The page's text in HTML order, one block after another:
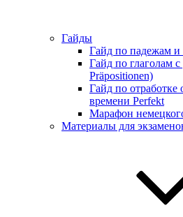
Гайды
Гайд по падежам и
Гайд по глаголам
Präpositionen)
Гайд по
времени Perfekt
Марафон
Материалы для